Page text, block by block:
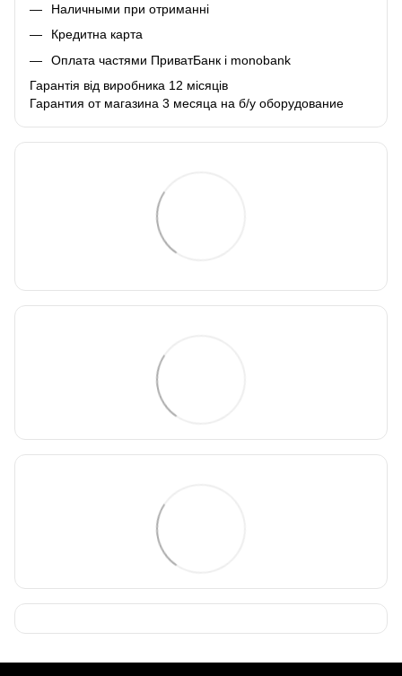
Наличными при отриманні
Кредитна карта
Оплата частями ПриватБанк і monobank
Гарантія від виробника 12 місяців
Гарантия от магазина 3 месяца на б/у оборудование